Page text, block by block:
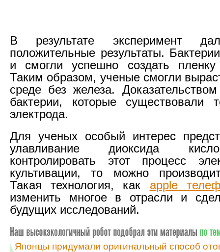
В результате эксперимент
положительные результаты.
и смогли успешно создать
Таким образом, ученые смогли
среде без железа.
бактерии, которые существовали
электрода.
Для ученых особый интерес
улавливание диоксида
контролировать этот процесс
культивации, то можно
Такая технология, как apple
изменить многое в отрасли и
будущих исследований.
Японцы придумали оригинальный способ